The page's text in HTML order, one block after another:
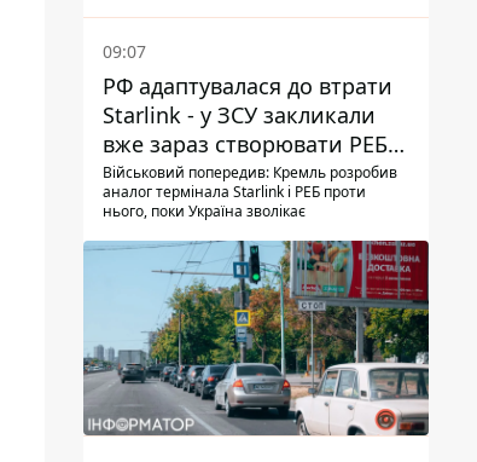
09:07
РФ адаптувалася до втрати
Starlink - у ЗСУ закликали
вже зараз створювати РЕБ
проти нової загрози
Військовий попередив: Кремль розробив
аналог термінала Starlink і РЕБ проти
нього, поки Україна зволікає